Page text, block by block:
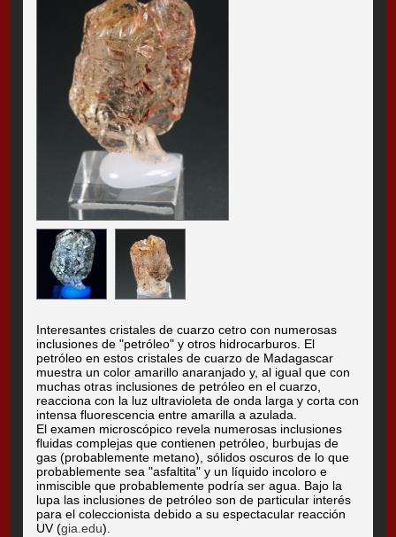
Interesantes cristales de cuarzo cetro con numerosas
inclusiones de "petróleo" y otros hidrocarburos. El
petróleo en estos cristales de cuarzo de Madagascar
muestra un color amarillo anaranjado y, al igual que con
muchas otras inclusiones de petróleo en el cuarzo,
reacciona con la luz ultravioleta de onda larga y corta con
intensa fluorescencia entre amarilla a azulada.
El examen microscópico revela numerosas inclusiones
fluidas complejas que contienen petróleo, burbujas de
gas (probablemente metano), sólidos oscuros de lo que
probablemente sea "asfaltita" y un líquido incoloro e
inmiscible que probablemente podría ser agua. Bajo la
lupa las inclusiones de petróleo son de particular interés
para el coleccionista debido a su espectacular reacción
UV (gia.edu).